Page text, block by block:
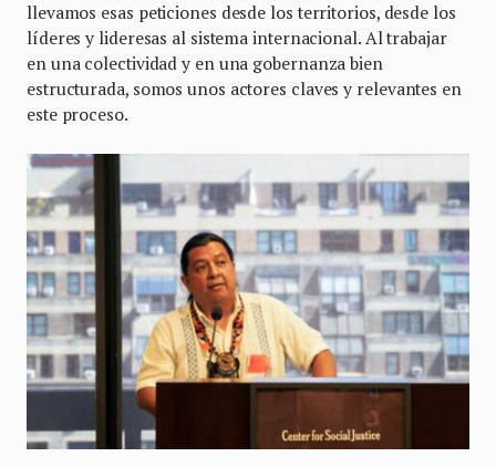
llevamos esas peticiones desde los territorios, desde los
líderes y lideresas al sistema internacional. Al trabajar
en una colectividad y en una gobernanza bien
estructurada, somos unos actores claves y relevantes en
este proceso.